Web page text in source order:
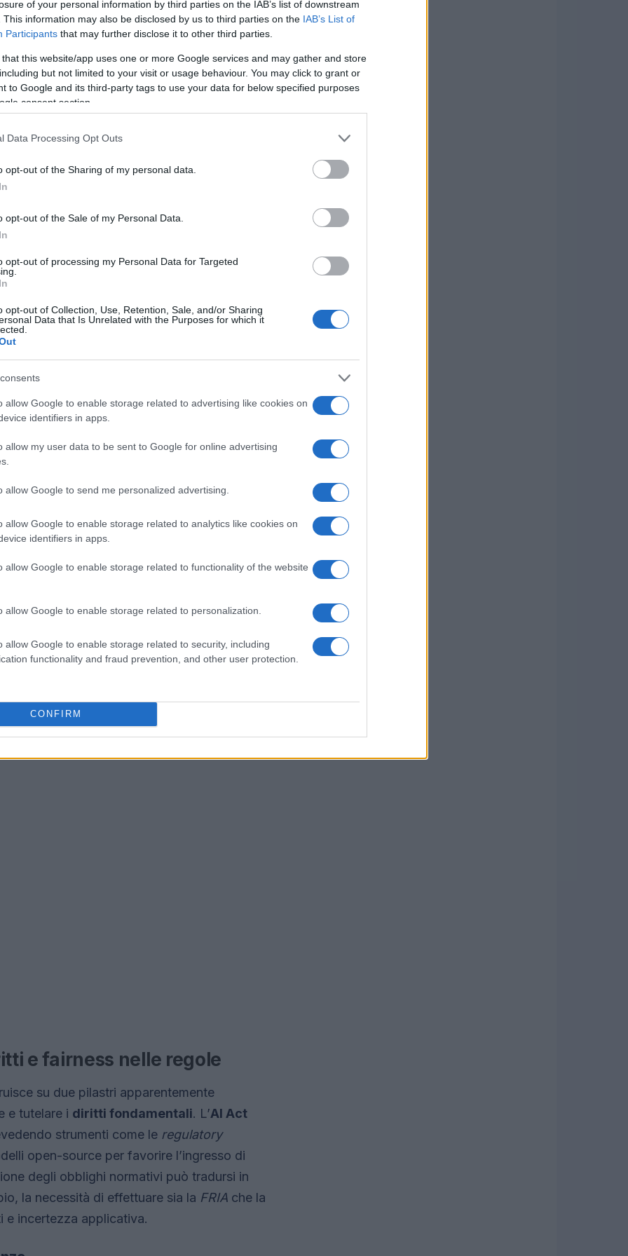
of your personal information by third parties on the IAB’s list of downstream
This information may also be disclosed by us to third parties on the IAB’s List of
Participants that may further disclose it to other third parties.
that this website/app uses one or more Google services and may gather and store
but not limited to your visit or usage behaviour. You may click to grant or
to Google and its third-party tags to use your data for below specified purposes
consent section.
Data Processing Opt Outs
opt-out of the Sharing of my personal data.
opt-out of the Sale of my Personal Data.
opt-out of processing my Personal Data for Targeted
opt-out of Collection, Use, Retention, Sale, and/or Sharing
Data that Is Unrelated with the Purposes for which it
allow Google to enable storage related to advertising like cookies on
identifiers in apps.
allow my user data to be sent to Google for online advertising
allow Google to send me personalized advertising.
allow Google to enable storage related to analytics like cookies on
identifiers in apps.
allow Google to enable storage related to functionality of the website
allow Google to enable storage related to personalization.
allow Google to enable storage related to security, including
functionality and fraud prevention, and other user protection.
CONFIRM
è necessario guardare insieme a più
Markets Act
Senza
definire ruoli tra provider e deployer o per
del DMA — il risultato è un sistema
chi vuole investire e innovare in Europa.
di campioni europei
aprire i mercati senza favorire la
avere effetti controproducenti. L’Europa
i fornitori cloud, incapaci di raggiungere le
con gli hyperscaler esterni. Per questo
e strumenti che facilitino la crescita
soggetti, misure come l’
l’uscita di valore verso operatori extra-UE
di cambiamento: ripensare gliappalti
e usare la PA come co-produttore
dagli esterni. Strumenti come il
alla fine del 2026, il consorzio è
e finanziarie al servizio di infrastrutture
e fairness nelle regole
su due pilastri apparentemente
e tutelare i diritti fondamentali. L’AI Act
strumenti come le regulatory
open-source per favorire l’ingresso di
degli obblighi normativi può tradursi in
la necessità di effettuare sia la FRIA che la
e incertezza applicativa.